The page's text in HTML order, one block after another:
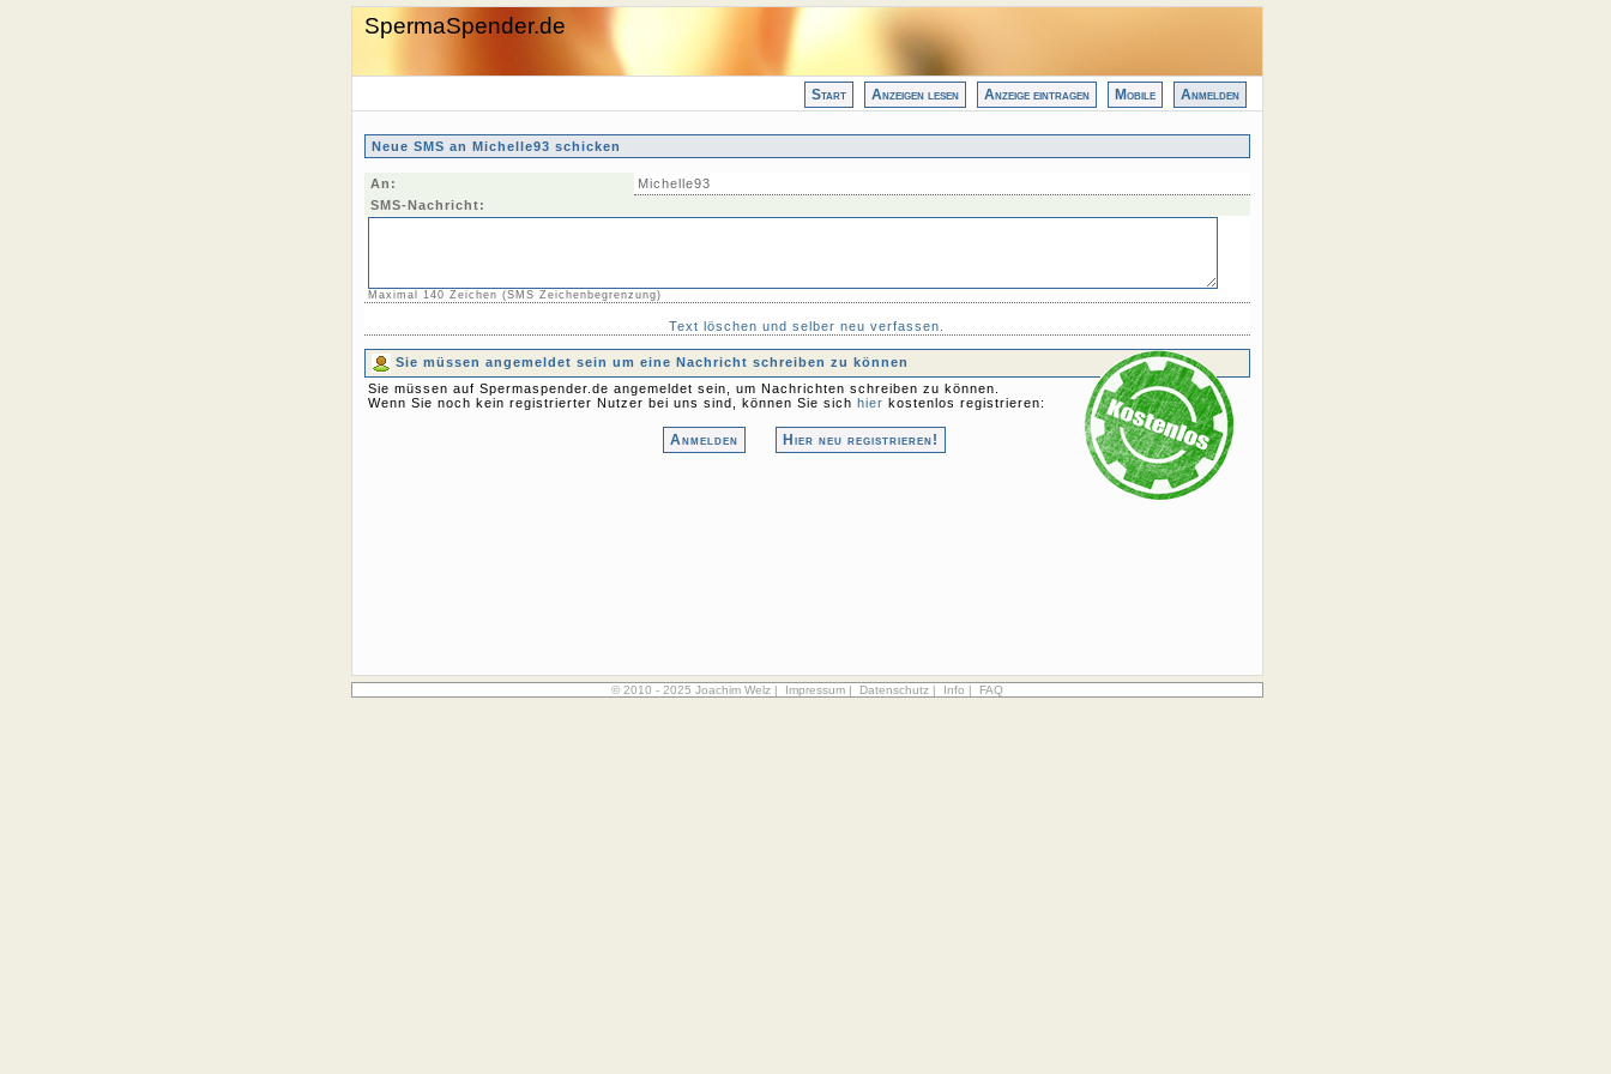
SpermaSpender.de
Start Anzeigen lesen Anzeige eintragen Mobile Anmelden
Neue SMS an Michelle93 schicken
An:
Michelle93
SMS-Nachricht:
Maximal 140 Zeichen (SMS Zeichenbegrenzung)
Text löschen und selber neu verfassen.
Sie müssen angemeldet sein um eine Nachricht schreiben zu können
Sie müssen auf Spermaspender.de angemeldet sein, um Nachrichten schreiben zu können.
Wenn Sie noch kein registrierter Nutzer bei uns sind, können Sie sich hier kostenlos registrieren:
Anmelden Hier neu registrieren!
© 2010 - 2025 Joachim Welz | Impressum| Datenschutz| Info | FAQ